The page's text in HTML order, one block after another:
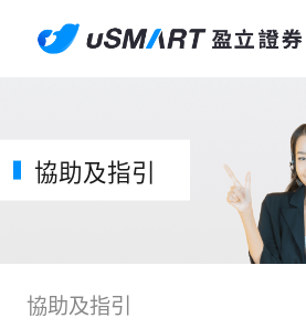
協助及指引
協助及指引